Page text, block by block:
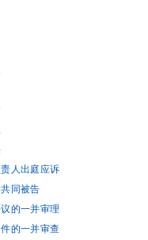
人出庭应诉
同被告
的一并审理
的一并审查